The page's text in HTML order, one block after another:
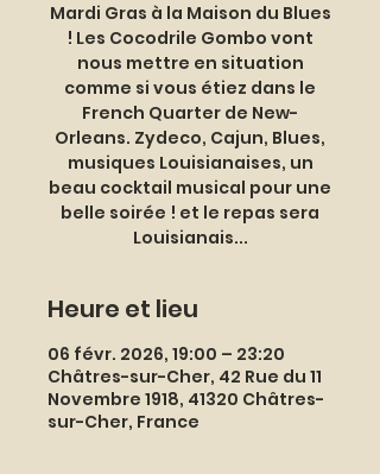
Mardi Gras à la Maison du Blues
! Les Cocodrile Gombo vont
nous mettre en situation
comme si vous étiez dans le
French Quarter de New-
Orleans. Zydeco, Cajun, Blues,
musiques Louisianaises, un
beau cocktail musical pour une
belle soirée ! et le repas sera
Louisianais...
Heure et lieu
06 févr. 2026, 19:00 – 23:20
Châtres-sur-Cher, 42 Rue du 11
Novembre 1918, 41320 Châtres-
sur-Cher, France